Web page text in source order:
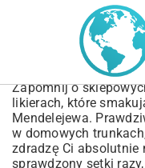
MARIUSZ ŁAMAGA
Przepis na
Kakaowy:
Krok po Kroku
Zapomnij o
likierach, które
Mendelejewa.
w domowych
zdradzę Ci absolutnie
sprawdzony setki